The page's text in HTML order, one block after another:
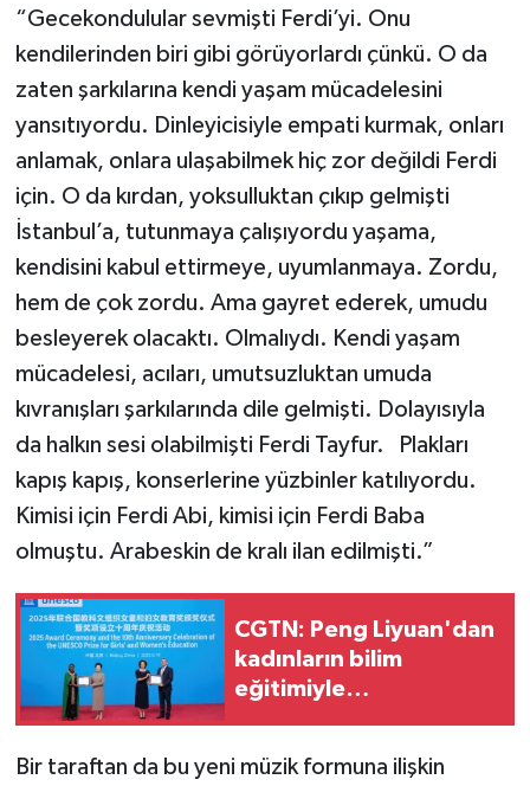
“Gecekondulular sevmişti Ferdi’yi. Onu
kendilerinden biri gibi görüyorlardı çünkü. O da
zaten şarkılarına kendi yaşam mücadelesini
yansıtıyordu. Dinleyicisiyle empati kurmak, onları
anlamak, onlara ulaşabilmek hiç zor değildi Ferdi
için. O da kırdan, yoksulluktan çıkıp gelmişti
İstanbul’a, tutunmaya çalışıyordu yaşama,
kendisini kabul ettirmeye, uyumlanmaya. Zordu,
hem de çok zordu. Ama gayret ederek, umudu
besleyerek olacaktı. Olmalıydı. Kendi yaşam
mücadelesi, acıları, umutsuzluktan umuda
kıvranışları şarkılarında dile gelmişti. Dolayısıyla
da halkın sesi olabilmişti Ferdi Tayfur. Plakları
kapış kapış, konserlerine yüzbinler katılıyordu.
Kimisi için Ferdi Abi, kimisi için Ferdi Baba
olmuştu. Arabeskin de kralı ilan edilmişti.”
CGTN: Peng Liyuan'dan
kadınların bilim
eğitimiyle
Bir taraftan da bu yeni müzik formuna ilişkin